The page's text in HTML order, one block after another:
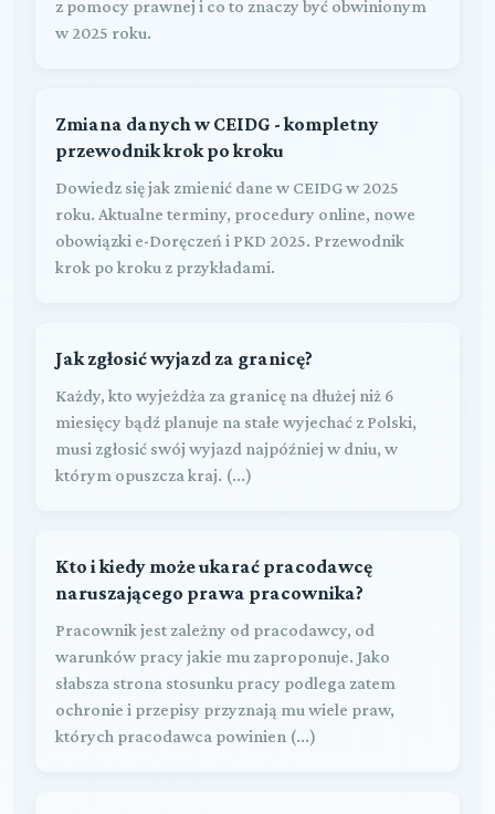
z pomocy prawnej i co to znaczy być obwinionym
w 2025 roku.
Zmiana danych w CEIDG - kompletny
przewodnik krok po kroku
Dowiedz się jak zmienić dane w CEIDG w 2025
roku. Aktualne terminy, procedury online, nowe
obowiązki e-Doręczeń i PKD 2025. Przewodnik
krok po kroku z przykładami.
Jak zgłosić wyjazd za granicę?
Każdy, kto wyjeżdża za granicę na dłużej niż 6
miesięcy bądź planuje na stałe wyjechać z Polski,
musi zgłosić swój wyjazd najpóźniej w dniu, w
którym opuszcza kraj. (...)
Kto i kiedy może ukarać pracodawcę
naruszającego prawa pracownika?
Pracownik jest zależny od pracodawcy, od
warunków pracy jakie mu zaproponuje. Jako
słabsza strona stosunku pracy podlega zatem
ochronie i przepisy przyznają mu wiele praw,
których pracodawca powinien (...)